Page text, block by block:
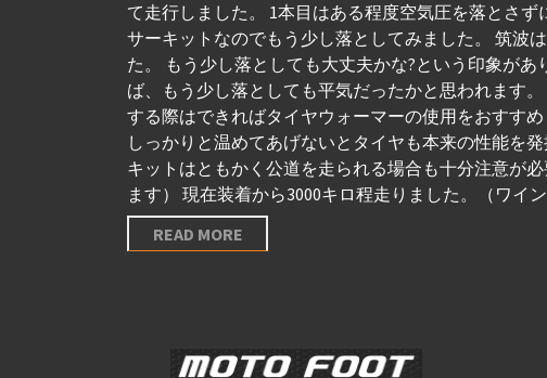
て走行しました。 1本目はある程度空気圧を落とさ
サーキットなのでもう少し落としてみました。 筑波
た。 もう少し落としても大丈夫かな?という印象が
ば、もう少し落としても平気だったかと思われます
する際はできればタイヤウォーマーの使用をおすす
しっかりと温めてあげないとタイヤも本来の性能を
キットはともかく公道を走られる場合も十分注意が
ます） 現在装着から3000キロ程走りました。（ワイ
READ MORE